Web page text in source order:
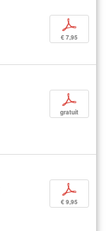
p
€ 7,95
p
gratuit
p
€ 9,95